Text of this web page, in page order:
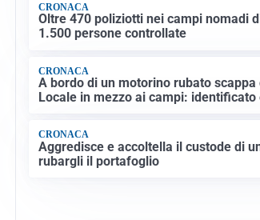
CRONACA
Oltre 470 poliziotti nei campi nomadi
1.500 persone controllate
CRONACA
A bordo di un motorino rubato scappa
Locale in mezzo ai campi: identificato
CRONACA
Aggredisce e accoltella il custode di
rubargli il portafoglio